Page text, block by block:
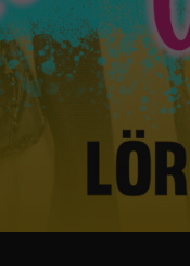
cookies går
inte att välja
bort. De
behövs för
att
över huvud